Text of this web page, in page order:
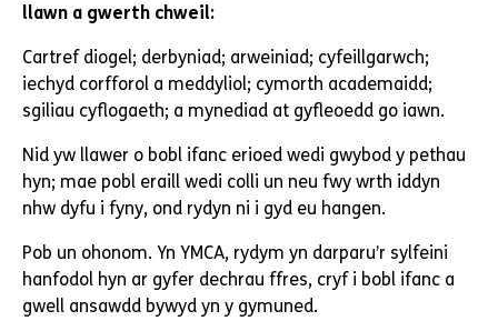
llawn a gwerth chweil:
Cartref diogel; derbyniad; arweiniad; cyfeillgarwch;
iechyd corfforol a meddyliol; cymorth academaidd;
sgiliau cyflogaeth; a mynediad at gyfleoedd go iawn.
Nid yw llawer o bobl ifanc erioed wedi gwybod y pethau
hyn; mae pobl eraill wedi colli un neu fwy wrth iddyn
nhw dyfu i fyny, ond rydyn ni i gyd eu hangen.
Pob un ohonom. Yn YMCA, rydym yn darparu’r sylfeini
hanfodol hyn ar gyfer dechrau ffres, cryf i bobl ifanc a
gwell ansawdd bywyd yn y gymuned.